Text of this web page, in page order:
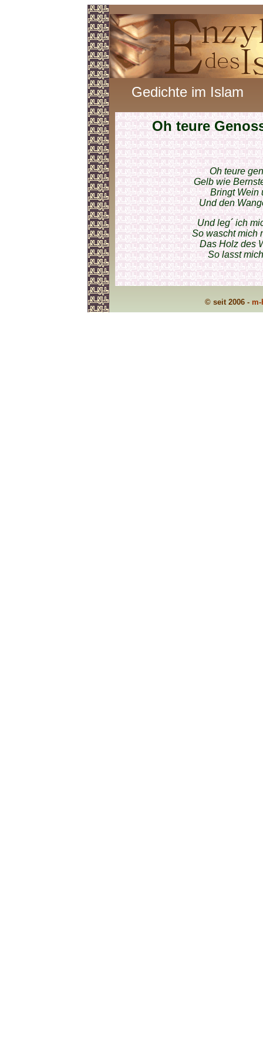
Gedichte im Islam
Oh teure
Oh teure
Gelb wie
Bringt Wein
Und den
Und leg´ ich
So wascht mich
Das Holz des
So lasst
© seit 2006 -